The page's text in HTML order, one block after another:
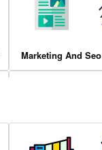
Marketing And Seo